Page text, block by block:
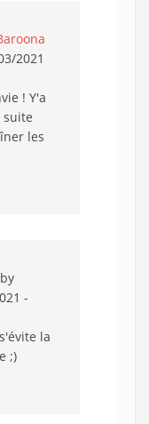
2021
! Y'a
les
-
la
;)